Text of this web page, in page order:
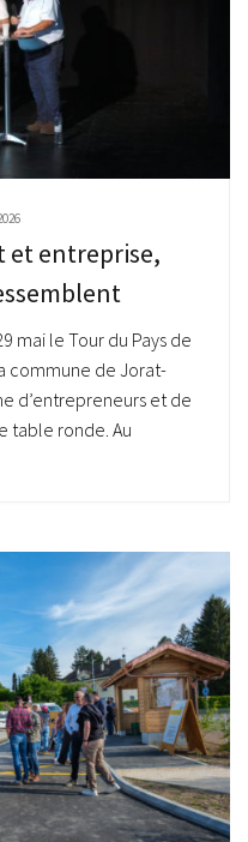
et entreprise,
mai le Tour du Pays de
commune de Jorat-
d’entrepreneurs et de
table ronde. Au